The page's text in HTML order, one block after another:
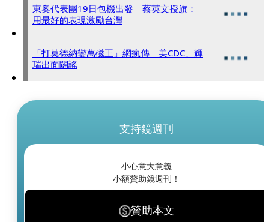
東奧代表團19日包機出發 蔡英文授旗：
用最好的表現激勵台灣
「打莫德納變萬磁王」網瘋傳 美CDC、輝
瑞出面闢謠
支持鏡週刊
小心意大意義
小額贊助鏡週刊！
贊助本文